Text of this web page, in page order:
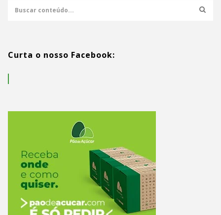
Curta o nosso Facebook: